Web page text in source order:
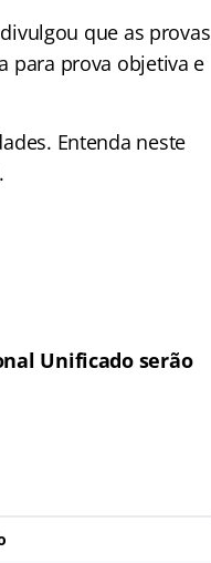
que as provas
para prova objetiva e
Entenda neste
Unificado serão